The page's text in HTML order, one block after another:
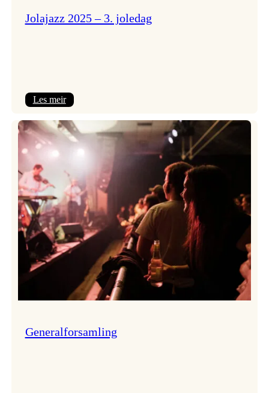
Jolajazz 2025 – 3. joledag
Les meir:
2025
–
joledag
Generalforsamling